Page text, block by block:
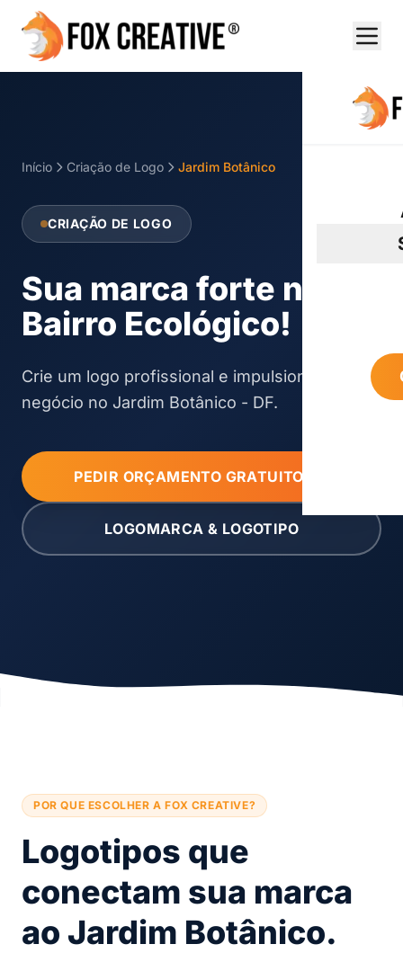
Início Criação de Logo Jardim Botânico
CRIAÇÃO DE LOGO
Sua marca forte no
Bairro Ecológico!
Crie um logo profissional e impulsione seu
negócio no Jardim Botânico - DF.
PEDIR ORÇAMENTO GRATUITO
LOGOMARCA & LOGOTIPO
POR QUE ESCOLHER A FOX CREATIVE?
Logotipos que
conectam sua marca
ao Jardim Botânico.